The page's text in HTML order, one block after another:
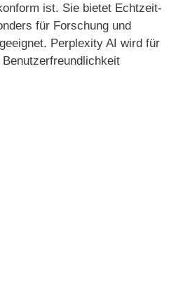
ist. Sie bietet Echtzeit-
für Forschung und
Perplexity AI wird für